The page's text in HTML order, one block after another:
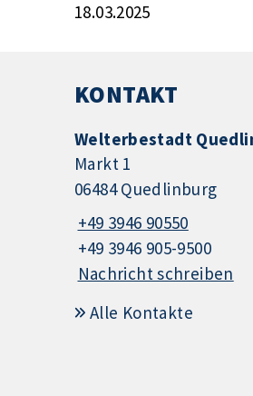
18.03.2025
KONTAKT
Welterbestadt
Markt 1
06484 Quedlinburg
+49 3946 90550
+49 3946 905-9500
Nachricht schreiben
Alle Kontakte